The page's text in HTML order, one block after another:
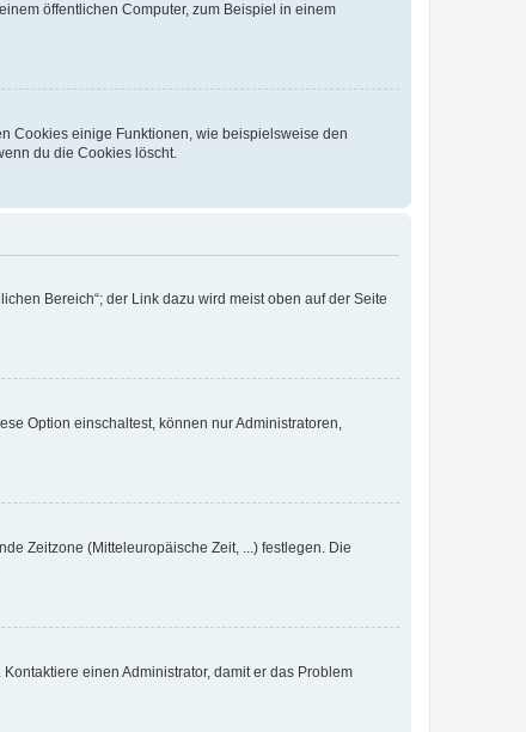
öffentlichen Computer, zum Beispiel in einem
Cookies einige Funktionen, wie beispielsweise den
du die Cookies löscht.
Bereich“; der Link dazu wird meist oben auf der Seite
Option einschaltest, können nur Administratoren,
Zeitzone (Mitteleuropäische Zeit, ...) festlegen. Die
einen Administrator, damit er das Problem